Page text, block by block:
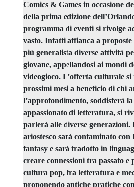
Comics & Games in occasione
della prima edizione
programma di eventi si rivolge
vasto. Infatti affianca a
più generalista diverse attività
giovane, appellandosi ai mondi
videogioco. L’offerta culturale si
prossimi mesi a beneficio di chi
l’approfondimento, soddisferà
appassionato di letteratura, si
parlerà alle diverse generazioni.
ariostesco sarà contaminato con
fantasy e sarà tradotto in
creare connessioni tra passato e
cultura pop, fra letteratura e
proponendo antiche pratiche